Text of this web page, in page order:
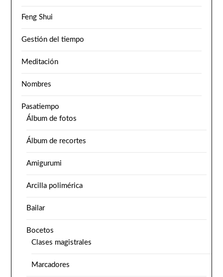
Feng Shui
Gestión del tiempo
Meditación
Nombres
Pasatiempo
Álbum de fotos
Álbum de recortes
Amigurumi
Arcilla polimérica
Bailar
Bocetos
Clases magistrales
Marcadores